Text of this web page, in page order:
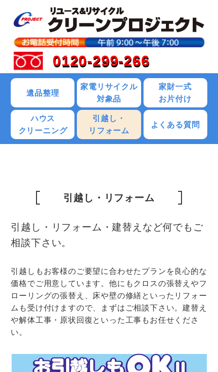
0120-299-266
遺品整理
家電リサイクル
対象品
家財一式
お片付け
ハウス
クリーニング
引越し・
リフォーム
よくある質問
引越し・リフォーム
引越し・リフォーム・建替えなど何でもご
相談下さい。
引越しもお客様のご要望に合わせたプランを良心的な
価格でご用意しています。他にもクロスの張替えやフ
ローリングの張替え、床や壁の修繕といったリフォー
ムも受け付けますので、まずはご相談下さい。建替え
や解体工事・原状回復といった工事もお任せくださ
い。